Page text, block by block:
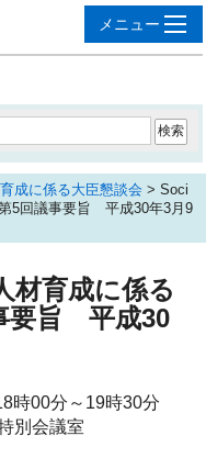
成に係る大臣懇談会 > Soci
5回議事要旨 平成30年3月9
材育成に係る
要旨 平成30
時00分～19時30分
別会議室